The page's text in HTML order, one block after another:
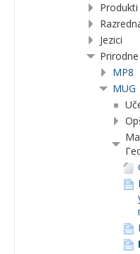
Jezici
MP8
MUG